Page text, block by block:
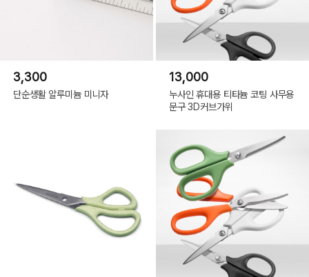
3,300
단순생활 알루미늄 미니자
13,000
누사인 휴대용 티타늄 코팅 사무용
문구 3D커브가위